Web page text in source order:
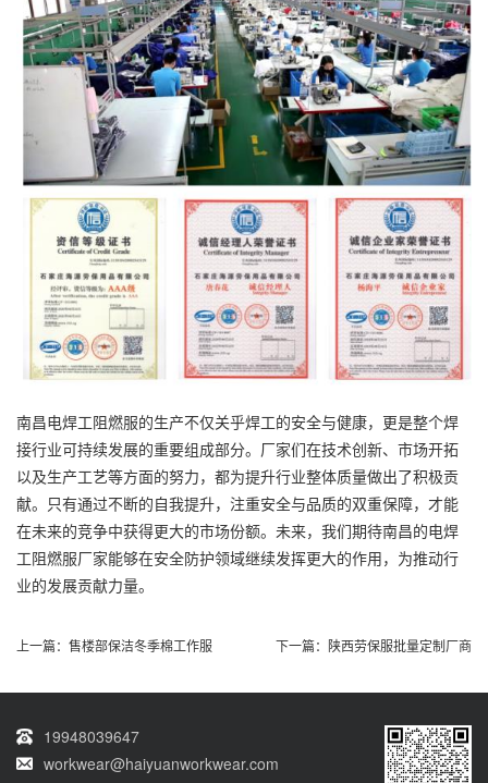
南昌电焊工阻燃服的生产不仅关乎焊工的安全与健康，更是整个焊
接行业可持续发展的重要组成部分。厂家们在技术创新、市场开拓
以及生产工艺等方面的努力，都为提升行业整体质量做出了积极贡
献。只有通过不断的自我提升，注重安全与品质的双重保障，才能
在未来的竞争中获得更大的市场份额。未来，我们期待南昌的电焊
工阻燃服厂家能够在安全防护领域继续发挥更大的作用，为推动行
业的发展贡献力量。
上一篇： 售楼部保洁冬季棉工作服 下一篇： 陕西劳保服批量定制厂商
19948039647
workwear@haiyuanworkwear.com